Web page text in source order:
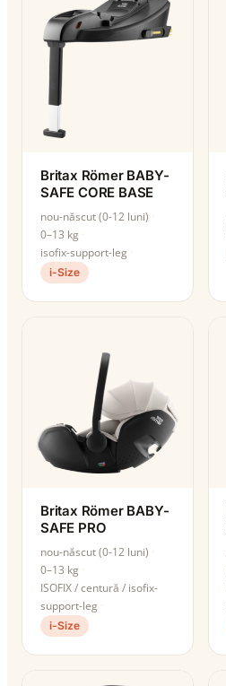
Britax Römer BABY-
SAFE CORE BASE
nou-născut (0-12 luni)
0–13 kg
isofix-support-leg
i-Size
Britax Römer BABY-
SAFE PRO
nou-născut (0-12 luni)
0–13 kg
ISOFIX / centură / isofix-
support-leg
i-Size